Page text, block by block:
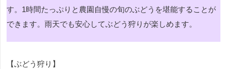
す。1時間たっぷりと農園自慢の旬のぶどうを堪能することが
できます。雨天でも安心してぶどう狩りが楽しめます。
【ぶどう狩り】